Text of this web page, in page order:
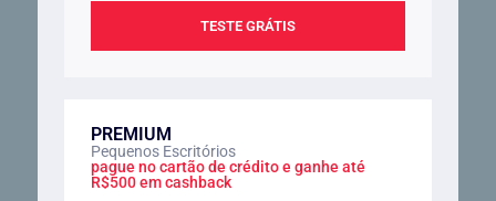
TESTE GRÁTIS
PREMIUM
Pequenos Escritórios
pague no cartão de crédito e ganhe até
R$500 em cashback